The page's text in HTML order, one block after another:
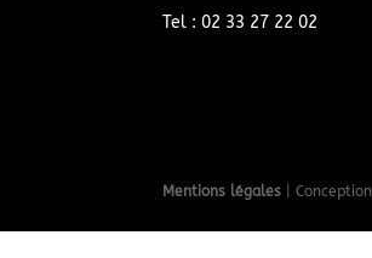
Tel : 02 33 27 22 02
Mentions légales | Conception